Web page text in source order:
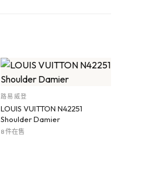
路易威登
LOUIS VUITTON N42251
Shoulder Damier
8 件在售